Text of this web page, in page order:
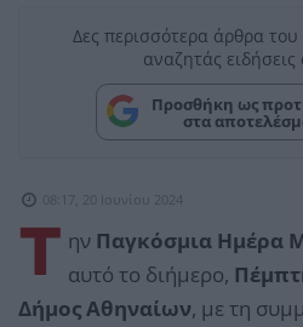
Δες περισσότερα άρθρα
αναζητάς
Προσθήκη ως
στα
08:17, 20 Ιουνίου 2024
Τ ην Παγκόσμια Ημέρα
αυτό το διήμερο,
Δήμος Αθηναίων, με τη